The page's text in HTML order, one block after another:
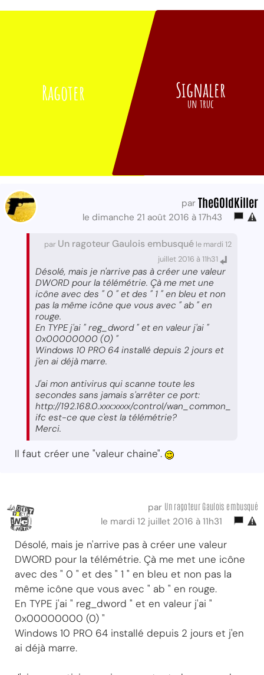
Ragoter Signaler
un truc
par TheG0ldKiller
le dimanche 21 août 2016 à 17h43
par Un ragoteur Gaulois embusqué le mardi 12
juillet 2016 à 11h31
Désolé, mais je n'arrive pas à créer une valeur
DWORD pour la télémétrie. Çà me met une
icône avec des " 0 " et des " 1 " en bleu et non
pas la même icône que vous avec " ab " en
rouge.
En TYPE j'ai " reg_dword " et en valeur j'ai "
0x00000000 (0) "
Windows 10 PRO 64 installé depuis 2 jours et
j'en ai déjà marre.
J'ai mon antivirus qui scanne toute les
secondes sans jamais s'arrêter ce port:
http://192.168.0.xxx:xxxx/control/wan_common_
ifc est-ce que c'est la télémétrie?
Merci.
Il faut créer une "valeur chaine".
par Un ragoteur Gaulois embusqué
le mardi 12 juillet 2016 à 11h31
Désolé, mais je n'arrive pas à créer une valeur
DWORD pour la télémétrie. Çà me met une icône
avec des " 0 " et des " 1 " en bleu et non pas la
même icône que vous avec " ab " en rouge.
En TYPE j'ai " reg_dword " et en valeur j'ai "
0x00000000 (0) "
Windows 10 PRO 64 installé depuis 2 jours et j'en
ai déjà marre.